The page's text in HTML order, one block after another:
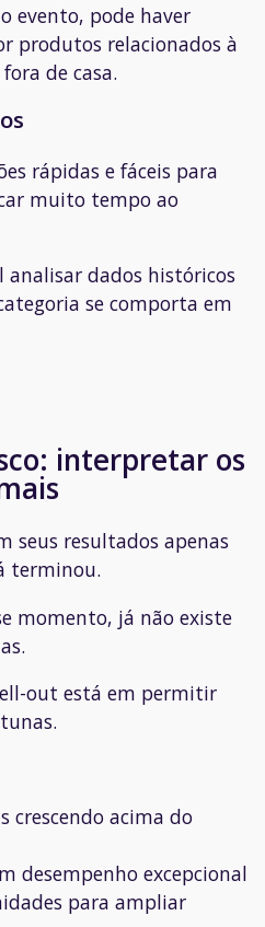
evento, pode haver
produtos relacionados à
de casa.
rápidas e fáceis para
muito tempo ao
analisar dados históricos
se comporta em
interpretar os
seus resultados apenas
terminou.
momento, já não existe
out está em permitir
crescendo acima do
desempenho excepcional
para ampliar